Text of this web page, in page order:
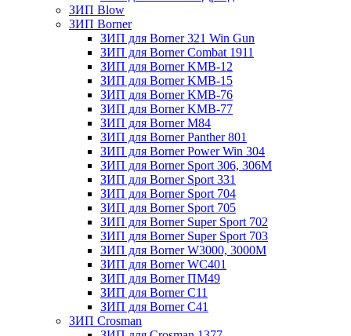
ЗИП Blow
ЗИП Borner
ЗИП для Borner 321 Win Gun
ЗИП для Borner Combat 1911
ЗИП для Borner KMB-12
ЗИП для Borner KMB-15
ЗИП для Borner KMB-76
ЗИП для Borner KMB-77
ЗИП для Borner M84
ЗИП для Borner Panther 801
ЗИП для Borner Power Win 304
ЗИП для Borner Sport 306, 306M
ЗИП для Borner Sport 331
ЗИП для Borner Sport 704
ЗИП для Borner Sport 705
ЗИП для Borner Super Sport 702
ЗИП для Borner Super Sport 703
ЗИП для Borner W3000, 3000М
ЗИП для Borner WC401
ЗИП для Borner ПМ49
ЗИП для Borner С11
ЗИП для Borner С41
ЗИП Crosman